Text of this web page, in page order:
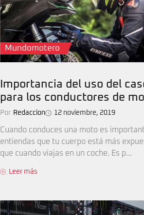
Mundomotero
Importancia del uso del
para los conductores de
Por Redaccion 12 noviembre, 2019
Cuando conduces una moto es
entiendas que tu cuerpo está más
que cuando viajas en un coche. Es p...
Leer más